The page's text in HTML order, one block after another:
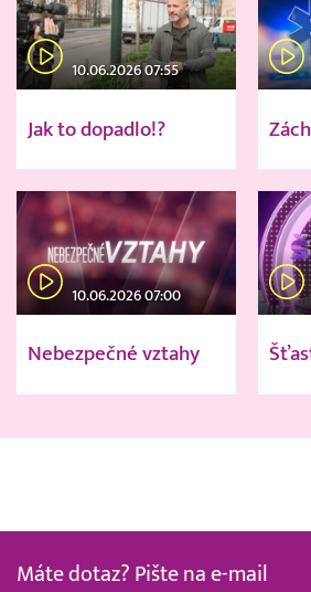
10.06.2026 07:55
Jak to dopadlo!?
10.06.2026 07:00
Nebezpečné vztahy
Máte dotaz? Pište na e-mail